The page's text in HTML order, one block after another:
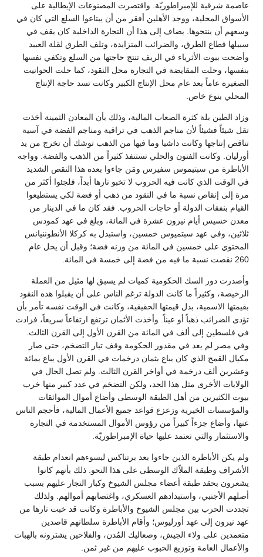
عاصمة شرقية للإمبراطوريّة. واقتصرت المصنوعات الإيطالية على
الأسواق المحلية، ووجد الأهلين أفقر من أن يبتاعوا السلع التي كان في
وسعهم أن ينتجوها. يضاف إلى هذا أن التجارة الداخلية كان يقف في
سبيلها قطاع الطرق، والضرائب المتزايدة، وتلف الطرق لقلة العبيد
وأضحت بيوت الأثرياء في الريف تنتج حاجتها من السلع وتكفي نفسها
بنفسها، وحلت المقايضة في التجارة محل النقود، كما حلت الحوانيت
الصغيرة عاماً بعد عام محل الإنتاج الكبير وكانت تسد حاجة الإنتاج
المحلي بنوع خاص.
وزاد الطين بلة كثرة الصعاب المالية، وذلك بأن المعادن الثمينة أخذت
تقل شيئاً فشيئاً لأن مناجم الذهب في تراقية ومناجم الفضة في آسية
تناقص إنتاجها وكانت داشيا وما فيها من الذهب توشك أن تخرج من يد
أورليان. وكانت الفنون والحلي تستنفذ كثيراً من الذهب والفضة. وواجه
الأباطرة من سبتيموس سفيرس ومَن جاءوا بعده هذا النقص الشديد
في الوقت الذي كانت فيه الحروب لا تخبو نارها أبداً، فلجئوا أكثر من
مرة إلى إنقاص نسبة ما في النقود من ذهب أو فضة لكي يستطيعوا
القيام بنفقات الدولة أو حاجات الحروب. فقد كان ما في الدينار من
معدن خسيس أيام نيرون عشرة في المائة، وبلغ في عهد كمودس
ثلاثين، وفي عهد سبتميوس خمسين، واستبدل به كركلا الأنطوننيانس
المحتوي على خمسين في المائة من وزنه فضة؛ وقبل أن يحل عام
260 نقصت نسبة ما فيه من فضة إلى خمسة في المائة.
وأصدرت دور السك الحكومية كميات لم يسبق لها مثيل من العملة
الرخيصة، وكثيراً ما كانت الدولة ترغم الناس على أن يقبلوا هذه النقود
بقيمتها الاسمية، بدل قيمتها الحقيقية، وكانت في الوقت نفسه تأمر بأن
تؤدى الضرائب ذهباً أو عيناً. وأخذت الأثمان ترتفع ارتفاعاً سريعاً، فزادت
في فلسطين إلى ألف في المائة من القرن الأول إلى القرن الثالث.
وفي مصر لم يعد في مقدور الحكومة وقف تيار التضخم، حتى صار
مكيال القمح الذي كان يباع بثمان درخمات في القرن الأول يباع بمائة
وعشرين ألف درخمة في أواخر القرن الثالث. ولم تصل الحال في
الولايات الأخرى مثل هذا الحد، ولكن التضخم في عدد كبير منها خرب
بيوت الكثيرين من أهل الطبقة الوسطى وأضاع أموال المواثقات
والمؤسسات الخيرية وزعزع قواعد جميع الأعمال المالية، فأحجم الناس
عنها، وأضاع جزءاً كبيراً من رؤوس الأموال المستخدمة في التجارة
والاستثمار والتي تعتمد عليها حياة الإمبراطوريّة.
ولم يكن الأباطرة الذين جاءوا بعد برتناكس ليسوءهم انعدام طبقة
الأشراف وطبقة الملاّك الوسطى على هذا النحو. ذلك بأنهم كانوا
يشعرون بحقد طبقة أعضاء مجلس الشيوخ وكبار التجار عليهم بسبب
أصلهم الأجنبي، واستبدادهم العسكري، واغتصابهم أموالهم. ولذلك
تجددت الحرب بين مجلس الشيوخ والأباطرة وكانت قد خبت نارها من
عهد نيرون إلى عهد أورليوس؛ وأقام الأباطرة سلطانهم قاصدين
متعمدين على ولاء الجيش، وصعاليك المُدن، والفلاحين يشترونه بالهبات
والأعمال العامة وتوزيع الحبوب عليهم من غير ثمن.